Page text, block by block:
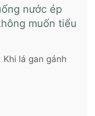
nước ép
muốn tiểu
lá gan gánh